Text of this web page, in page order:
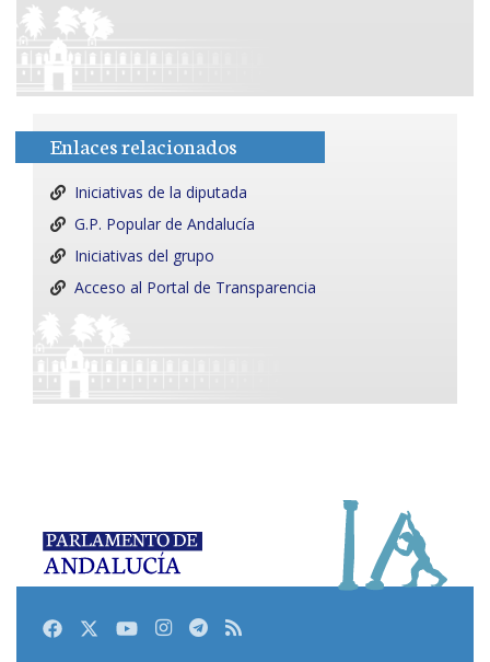
Enlaces relacionados
Iniciativas de la diputada
G.P. Popular de Andalucía
Iniciativas del grupo
Acceso al Portal de Transparencia
FacebookTwitterYoutubeInstagram
Telegram
RSS